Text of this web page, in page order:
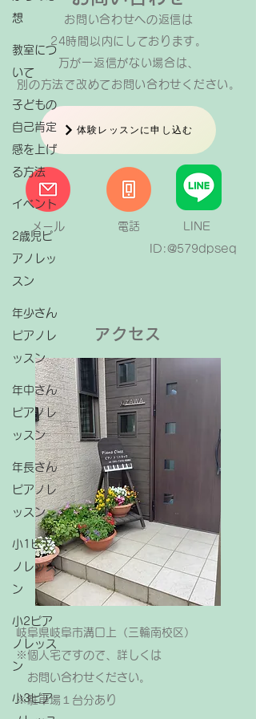
想
教室につ
いて
子どもの
自己肯定
感を上げ
る方法
イベント
2歳児ピ
アノレッ
スン
年少さん
ピアノレ
ッスン
年中さん
ピアノレ
ッスン
年長さん
ピアノレ
ッスン
小1ピア
ノレッス
ン
小2ピア
ノレッス
ン
小3ピア
お問い合わせへの返信は​
24時間以内にしております。
万が一返信がない場合は、
​別の方法で改めてお問い合わせください。
体験レッスンに申し込む
メール 電話
LINE
ID:@579dpseq
アクセス
岐阜県岐阜市溝口上（三輪南校区）
※個人宅ですので、詳しくは
お問い合わせください。
​※駐車場１台分あり